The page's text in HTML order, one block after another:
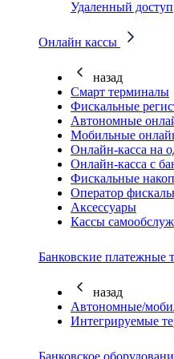
Удаленный доступ
Онлайн кассы
назад
Смарт терминалы
Фискальные
Автономные
Мобильные
Онлайн-касса на
Онлайн-касса с
Фискальные
Оператор
Аксессуары
Кассы
Банковские платежные
назад
Автономные/
Интегрируемые
Банковское